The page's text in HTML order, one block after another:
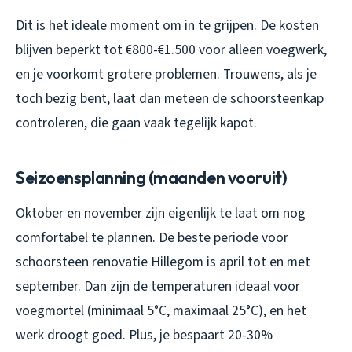
Dit is het ideale moment om in te grijpen. De kosten
blijven beperkt tot €800-€1.500 voor alleen voegwerk,
en je voorkomt grotere problemen. Trouwens, als je
toch bezig bent, laat dan meteen de schoorsteenkap
controleren, die gaan vaak tegelijk kapot.
Seizoensplanning (maanden vooruit)
Oktober en november zijn eigenlijk te laat om nog
comfortabel te plannen. De beste periode voor
schoorsteen renovatie Hillegom is april tot en met
september. Dan zijn de temperaturen ideaal voor
voegmortel (minimaal 5°C, maximaal 25°C), en het
werk droogt goed. Plus, je bespaart 20-30%